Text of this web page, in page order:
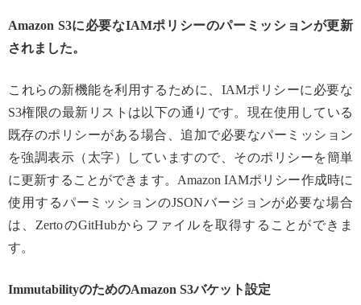
Amazon S3に必要なIAMポリシーのパーミッションが更新
されました。
これらの新機能を利用するために、IAMポリシーに必要な
S3権限の最新リストは以下の通りです。現在使用している
既存のポリシーがある場合、追加で必要なパーミッション
を強調表示（太字）していますので、そのポリシーを簡単
に更新することができます。Amazon IAMポリシー作成時に
使用するパーミッションのJSONバージョンが必要な場合
は、ZertoのGitHubからファイルを取得することができま
す。
ImmutabilityのためのAmazon S3バケット設定